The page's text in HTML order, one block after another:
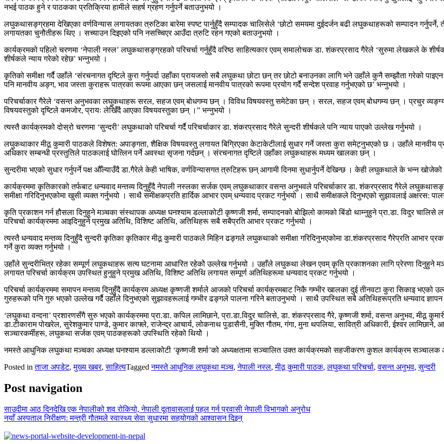
नभई पाठक हुने र पाठकका प्रतिक्रिया हामीले सहर्ष ग्रहण गर्नुपर्ने बताउनुभयो ।
लघुकथासङ्ग्रहमा देखिएका वर्णविन्यास लगायतका त्रुटिका बारेमा स्पष्ट पार्नुहुँदै सम्पादक चालिसेले ‘छोटो समयमा दुईदर्जन बढी लघुकथाहरूको सम्पादन गर्नुपर्ने,
लगायतका चुनौतीहरू थिए । सच्याउन दिइएको पनि नसच्चिएर आउँदा त्रुटि रहन गएको बताउनुभयो ।
कार्यक्रमको पहिलो चरणमा ‘नेपाली नस्ल’ लघुकथासङ्ग्रहको परिचर्चा गर्नुहुँदै वरिष्ठ साहित्यकार एवम् समालोचक डा. शंकरप्रसाद गैरेले ‘सुरुमा लेखकले के
शीर्षकले न्याय गरेको रहेछ’ भन्नुभयो ।
कृतिको समीक्षा गर्दै उहाँले ‘संरचनागत दृष्टिले कुरा गर्नुपर्दा उहाँका प्रायजसो सबै लघुकथा छोटा छन् तर छोटो बनाउनका लागि भने उहाँले कुनै सम्झौता गरेको
पनि मानवीय अङ्ग, भाव जस्ता कुराहरू पात्रका रूपमा आएका छन् जसलाई मानवीय पात्रको रूपमा प्रयोग गर्दै सन्देश प्रवाह गर्नुभएको छ’ भन्नुभयो ।
परिचर्चाकार गैरेले ‘वसन्त अनुभवका लघुकथाहरू सरल, सहज एवम् बोधगम्य छन् । विविध विषयवस्तु समेटेका छन् । सरल, सहज एवम् बोधगम्य छन् । प्रचुर
विषयवस्तुको दृष्टिले कमजोर, प्रायः लेखिँदै आएका विषयवस्तुका छन् ।” भन्नुभयो ।
त्यस्तै कार्यक्रमको दोस्रो चरणमा ‘सुन्दरी’ लघुकथाको परिचर्चा गर्दै परिचर्चाकार डा. शंकरप्रसाद गैरेले सुन्दरी शीर्षकले पनि न्याय पाएको उल्लेख गर्नुभयो ।
लघुकथाकार मीठू कुमारी पाठकले विशेषत: अपाङ्गता, शैक्षिक विषयवस्तु लगायत बिग्रिएका केटाकेटीलाई सुधार गर्ने जस्ता कुरा समेट्नुभएको छ । उहाँले मानवीय
अधिकार सम्बन्धी प्रस्तुतिले पाठकलाई घोत्लिन पर्ने अवस्था सृजना गर्दछन् । संरचनागत दृष्टिले उहाँका लघुकथाहरू मध्यम खालका छन् ।
सुन्दरीमा भएको सुधार गर्नुपर्ने पक्ष औँल्याउँदै डा.गैरेले केही भाषिक, वर्णविन्यासगत त्रुटिहरू छन् आगामी दिनमा सुधार्नुपर्ने देखिन्छ । केही लघुकथाले के भन्न
कार्यक्रममा कृतिकारको तर्फबाट धन्यवाद मन्तव्य दिनुहुँदै नेपाली नस्लका सर्जक एवम् लघुकथाकार वसन्त अनुभवले परिचर्चाकार डा. शंकरप्रसाद गैरेले
समीक्षा गरिदिनुभएकोमा खुसी व्यक्त गर्नुभयो । साथै समीक्षकप्रति हार्दिक आभार एवम् धन्यवाद प्रकट गर्नुभयो । साथै समीक्षकले दिनुभएको सुझावलाई अक्षरस:
कृति प्रकाशन गर्न हौसला दिनुहुने मञ्चका संस्थापक अध्यक्ष घनश्याम डल्लाकोटी कृष्णजी शर्मा, सम्पादनको बोझिलो कामको बिंडो थाम्नुहुने प्रा.डा. विदुर चालिसे
परिचर्चा कार्यक्रममा आइदिनुहुने प्रमुख अतिथि, विशिष्ट अतिथि, अतिथिहरू सबै सबैप्रति आभार प्रकट गर्नुभयो ।
त्यस्तै धन्यवाद मन्तव्य दिनुहुँदै सुन्दरी कृतिका कृतिकार मीठू कुमारी पाठकले मिहिन ढङ्गले लघुकथाको समीक्षा गरिदिनुभएकोमा डा.शंकरप्रसाद गैरेप्रति आभार
गर्ने कुरा व्यक्त गर्नुभयो ।
उहाँले सुन्दरीभित्र रहेका सम्पूर्ण लघुकथाहरू सत्य घटनामा आधारित रहेकोे उल्लेख गर्नुभयो । उहाँले लघुकथा लेखन एवम् कृति प्रकाशनका लागि प्रेरणा दिनुहुने
लगायत परिचर्चा कार्यक्रम उपस्थित हुनुहुने प्रमुख अतिथि, विशिष्ट अतिथि लगायत सम्पूर्ण अतिथिहरूमा धन्यवाद प्रकट गर्नुभयो ।
परिचर्चा कार्यक्रममा समापन मन्तव्य दिनुहुँदै कार्यक्रम अध्यक्ष कृष्णजी शर्माले आजको परिचर्चा कार्यक्रमबाट निकै गम्भीर खालका दुई तीनवटा कुरा सिकाइ
गुरुहरूको पनि गुरु भएको उल्लेख गर्दै उहाँले दिनुभएको सुझावहरूलाई गम्भीर ढङ्गले पालना गरिने बताउनुभयो । साथै उपस्थित सबै अतिथिहरूप्रति धन्यवाद ज्ञापन
‘लघुकथा वन्दना’ प्रशारणसँगै सुरु भएको कार्यक्रममा प्रा.डा. कपिल लामिछाने, प्रा.डा.विदुर चालिसे, डा. शंकरप्रसाद गैरे, कृष्णजी शर्मा, वसन्त अनुभव, मीठू
डा.टीकाराम पोखरेल, सुरेशकुमार पाण्डे, कुमार काफ्ले, राजेन्द्र आचार्य, लोकनाथ पुडासैनी, मुक्ति गौतम, गंगा, मुना थपलिया, सावित्री अधिकारी, ईश्वर
सञ्चारकर्मीहरू, लघुकथा सर्जक एवम् पाठकहरूको उपस्थिति रहेको थियोे ।
नमस्ते आधुनिक लघुकथा मञ्चका अध्यक्ष घनश्याम डल्लाकोटी ‘कृष्णजी शर्मा’को अध्यक्षतामा सञ्चालित उक्त कार्यक्रमको सहजीकरण कुशल कार्यक्रम
Posted inताजा अपडेट,मुख्य खबर,साहित्यTaggedनमस्ते आधुनिक लघुकथा मञ्च,नेपाली नस्ल,मीठू कुमारी पाठक,लघुकथा परिचर्चा,वसन्त अनुभव,सुन्दरी
Post navigation
साउदीमा आठ दिनदेखि एक नेपालीको शव रोकियो, नेपाली दूतावासलाई पहल गर्न प्रवासी नेपाली विभागको अनुरोध
नयाँ अस्पताल निरीक्षण: मन्त्री गौतमले स्वास्थ्य सेवा सुधारमा सहयोगको आश्वासन दिइन्